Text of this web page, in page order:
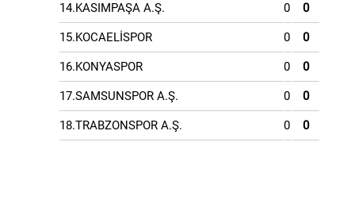
14.KASIMPAŞA A.Ş. 0 0
15.KOCAELİSPOR 0 0
16.KONYASPOR 0 0
17.SAMSUNSPOR A.Ş. 0 0
18.TRABZONSPOR A.Ş. 0 0